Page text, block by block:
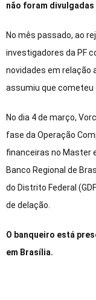
não foram
No mês passado, ao
investigadores da PF
novidades em relação
assumiu que cometeu
No dia 4 de março,
fase da Operação
financeiras no Master
Banco Regional de
do Distrito Federal
de delação.
O banqueiro está
em Brasília.